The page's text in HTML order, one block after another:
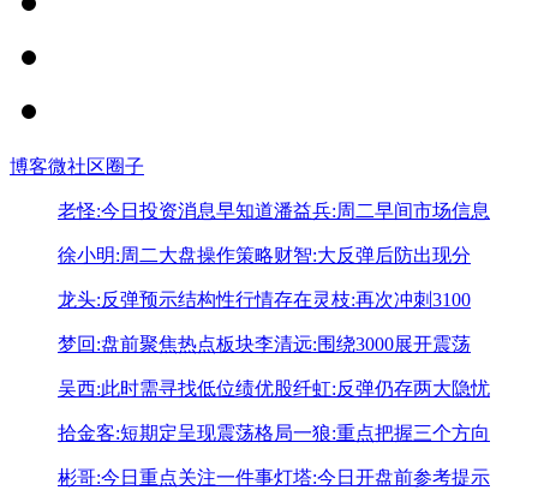
博客微社区圈子
老怪:今日投资消息早知道潘益兵:周二早间市场信息
徐小明:周二大盘操作策略财智:大反弹后防出现分
龙头:反弹预示结构性行情存在灵枝:再次冲刺3100
梦回:盘前聚焦热点板块李清远:围绕3000展开震荡
吴西:此时需寻找低位绩优股纤虹:反弹仍存两大隐忧
拾金客:短期定呈现震荡格局一狼:重点把握三个方向
彬哥:今日重点关注一件事灯塔:今日开盘前参考提示